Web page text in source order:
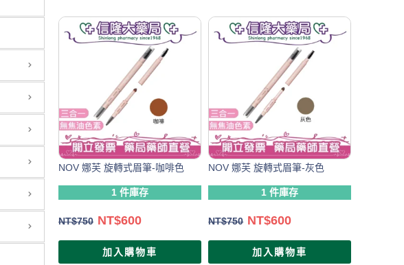
NOV 娜芙 旋轉式眉筆-咖啡色
1 件庫存
NT$750 NT$600
加入購物車
NOV 娜芙 旋轉式眉筆-灰色
1 件庫存
NT$750 NT$600
加入購物車